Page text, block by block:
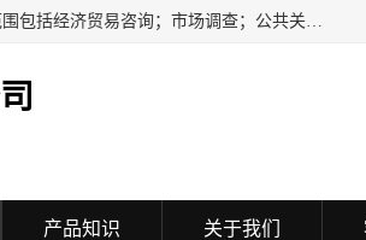
民安汇智（北京）信息咨询有限公司成立于2016年，注册地位于北京市朝阳区。经营范围包括经济贸易咨询；市场调查；公共关系服务；企业管理咨询；会议服务；企业策划；设计、制作、代理、发布广告；组织文化艺术交流活动（不含演出）；承办展览展示活动；技术推广服务。
产品知识 关于我们